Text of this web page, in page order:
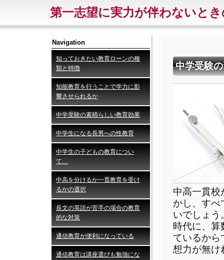
第一志望に実力が伴わないと
Navigation
知っておきたい教育ローンの種
類と特徴
知能教育を行うことで学力に影
響させられるか
中学受験の素晴らしい教育効果
中学生になる長男への性教育
中学生の子どもの教育につい
て…
中高を分けるか一貫教育を受け
るかの選択
長文の英語が苦手の場合の教育
的な対策
通信教育が便利になっている
通信教育は講座選びも勉強にな
中学受験
中高一貫校
かし、すべ
いでしょう
時代に、
ているから
想力が無け